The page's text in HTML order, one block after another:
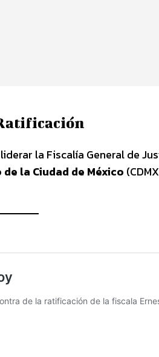
la Fiscalía General de
la Ciudad de México